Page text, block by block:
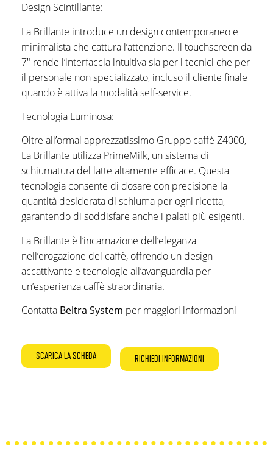
Design Scintillante:
La Brillante introduce un design contemporaneo e
minimalista che cattura l’attenzione. Il touchscreen da
7″ rende l’interfaccia intuitiva sia per i tecnici che per
il personale non specializzato, incluso il cliente finale
quando è attiva la modalità self-service.
Tecnologia Luminosa:
Oltre all’ormai apprezzatissimo Gruppo caffè Z4000,
La Brillante utilizza PrimeMilk, un sistema di
schiumatura del latte altamente efficace. Questa
tecnologia consente di dosare con precisione la
quantità desiderata di schiuma per ogni ricetta,
garantendo di soddisfare anche i palati più esigenti.
La Brillante è l’incarnazione dell’eleganza
nell’erogazione del caffè, offrendo un design
accattivante e tecnologie all’avanguardia per
un’esperienza caffè straordinaria.
Contatta Beltra System per maggiori informazioni
SCARICA LA SCHEDA RICHIEDI INFORMAZIONI